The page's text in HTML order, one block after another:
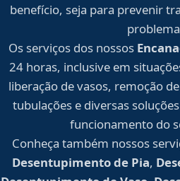
benefício, seja para prevenir
Os serviços dos nossos
24 horas, inclusive em
liberação de vasos, remoção
tubulações e diversas
funcionamento do
Conheça também nossos
Desentupimento de Pia,